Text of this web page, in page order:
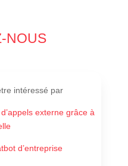
NOUS
intéressé par
externe grâce à
d’entreprise